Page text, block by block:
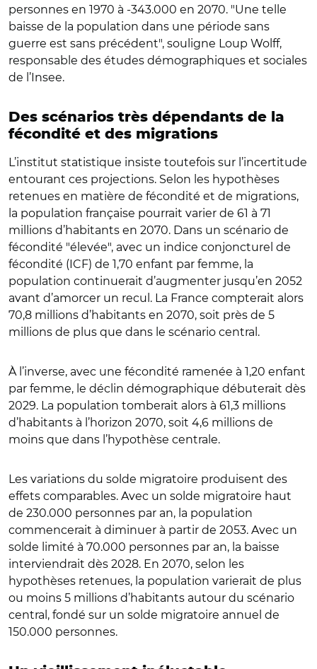
personnes en 1970 à -343.000 en 2070. "Une telle
baisse de la population dans une période sans
guerre est sans précédent", souligne Loup Wolff,
responsable des études démographiques et sociales
de l’Insee.
Des scénarios très dépendants de la
fécondité et des migrations
L’institut statistique insiste toutefois sur l’incertitude
entourant ces projections. Selon les hypothèses
retenues en matière de fécondité et de migrations,
la population française pourrait varier de 61 à 71
millions d’habitants en 2070. Dans un scénario de
fécondité "élevée", avec un indice conjoncturel de
fécondité (ICF) de 1,70 enfant par femme, la
population continuerait d’augmenter jusqu’en 2052
avant d’amorcer un recul. La France compterait alors
70,8 millions d’habitants en 2070, soit près de 5
millions de plus que dans le scénario central.
À l’inverse, avec une fécondité ramenée à 1,20 enfant
par femme, le déclin démographique débuterait dès
2029. La population tomberait alors à 61,3 millions
d’habitants à l’horizon 2070, soit 4,6 millions de
moins que dans l’hypothèse centrale.
Les variations du solde migratoire produisent des
effets comparables. Avec un solde migratoire haut
de 230.000 personnes par an, la population
commencerait à diminuer à partir de 2053. Avec un
solde limité à 70.000 personnes par an, la baisse
interviendrait dès 2028. En 2070, selon les
hypothèses retenues, la population varierait de plus
ou moins 5 millions d’habitants autour du scénario
central, fondé sur un solde migratoire annuel de
150.000 personnes.